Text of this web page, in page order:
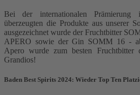
Bei der internationalen
überzeugten die Produkte aus unserer
ausgezeichnet wurde der Fruchtbitter
APERO sowie der Gin SOMM 16 -
Apero wurde zum besten Fruchtbitter
Grandios!
Baden Best Spirits 2024: Wieder Top Ten